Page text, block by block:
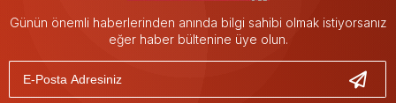
Günün önemli haberlerinden anında bilgi sahibi olmak istiyorsanız
eğer haber bültenine üye olun.